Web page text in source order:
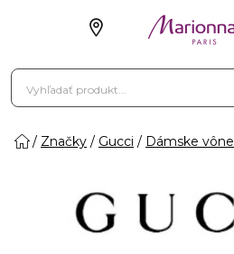
Značky Gucci Dámske vône